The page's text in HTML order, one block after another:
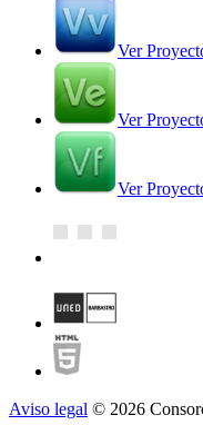
Ver
Ver
Ver
Aviso legal © 2026